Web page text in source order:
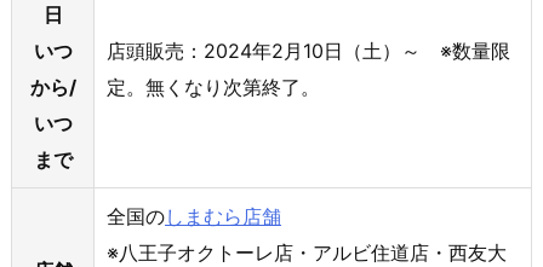
日
いつ
から/
いつ
まで
店頭販売：2024年2月10日（土）～ ※数量限
定。無くなり次第終了。
全国のしまむら店舗
※八王子オクトーレ店・アルビ住道店・西友大